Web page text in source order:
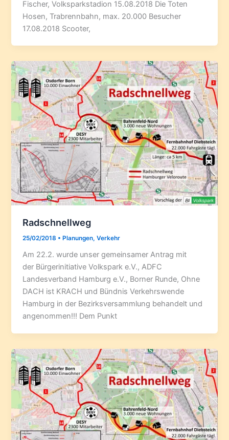
Fischer, Volksparkstadion 15.08.2018 Die Toten
Hosen, Trabrennbahn, max. 20.000 Besucher
17.08.2018 Scooter,
Radschnellweg
25/02/2018 •Planungen,Verkehr
Am 22.2. wurde unser gemeinsamer Antrag mit
der Bürgerinitiative Volkspark e.V., ADFC
Landesverband Hamburg e.V., Borner Runde, Ohne
DACH ist KRACH und Bündnis Verkehrswende
Hamburg in der Bezirksversammlung behandelt und
angenommen!!! Dem Punkt